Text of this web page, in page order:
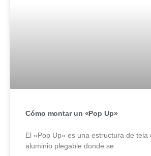
Cómo montar un «Pop Up»
El «Pop Up» es una estructura de tela
aluminio plegable donde se